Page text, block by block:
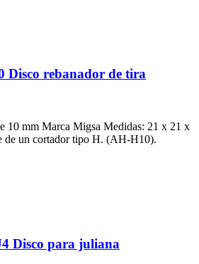
Disco rebanador de tira
10 mm Marca Migsa Medidas: 21 x 21 x
de un cortador tipo H. (AH-H10).
Disco para juliana